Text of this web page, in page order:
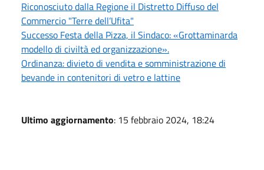
Riconosciuto dalla Regione il Distretto Diffuso del
Commercio "Terre dell’Ufita"
Successo Festa della Pizza, il Sindaco: «Grottaminarda
modello di civiltà ed organizzazione».
Ordinanza: divieto di vendita e somministrazione di
bevande in contenitori di vetro e lattine
Ultimo aggiornamento: 15 febbraio 2024, 18:24